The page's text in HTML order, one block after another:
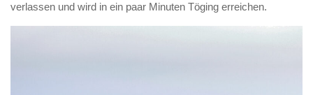
verlassen und wird in ein paar Minuten Töging erreichen.